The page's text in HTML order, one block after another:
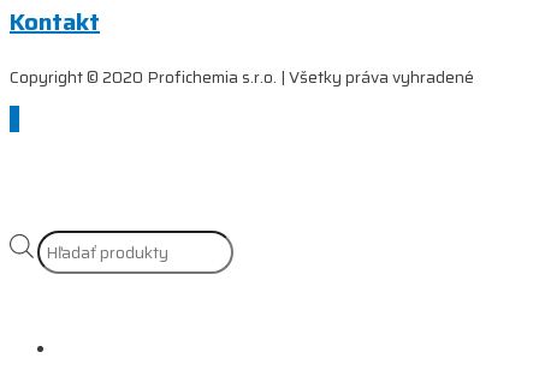
Kontakt
Copyright © 2020 Profichemia s.r.o. | Všetky práva vyhradené
Products
search